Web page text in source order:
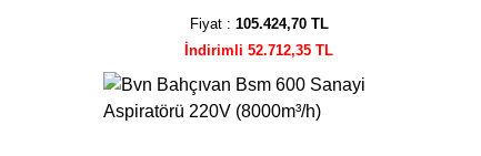
Fiyat : 105.424,70 TL
İndirimli 52.712,35 TL